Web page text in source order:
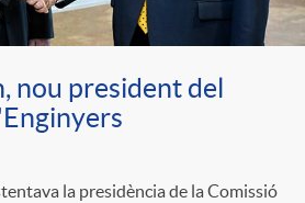
nou president del
la presidència de la Comissió